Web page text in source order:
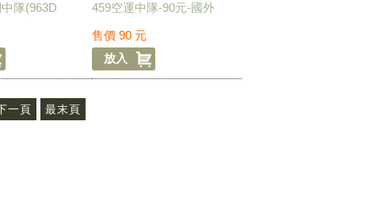
隊(963D
459空運中隊-90元-國外
售價90 元
一頁 最末頁